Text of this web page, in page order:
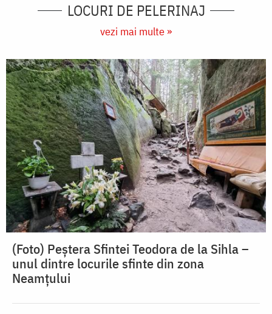
LOCURI DE PELERINAJ
vezi mai multe »
(Foto) Peștera Sfintei Teodora de la Sihla –
unul dintre locurile sfinte din zona
Neamțului